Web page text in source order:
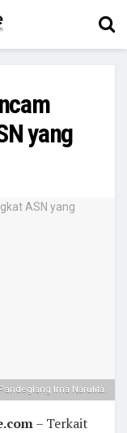
yang
Irna Narulita.
– Terkait